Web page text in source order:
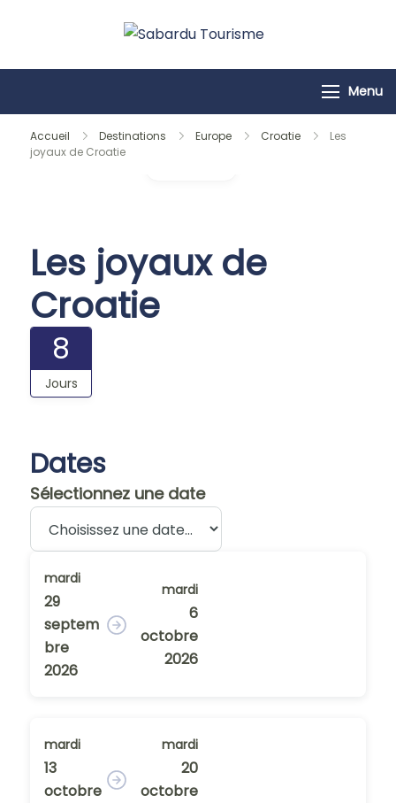
Tourisme
Menu
Accueil Destinations Europe Croatie
Les
joyaux de Croatie
Les joyaux de
Croatie
8
Jours
Dates
Sélectionnez une date
mardi
29
septem
bre
2026
mardi
6
octobre
2026
mardi
13
octobre
mardi
20
octobre